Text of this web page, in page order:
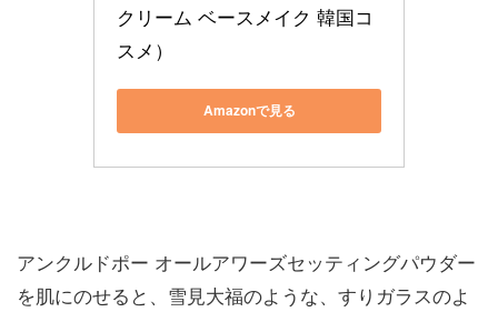
クリーム ベースメイク 韓国コ
スメ）
Amazonで見る
アンクルドポー オールアワーズセッティングパウダー
を肌にのせると、雪見大福のような、すりガラスのよ